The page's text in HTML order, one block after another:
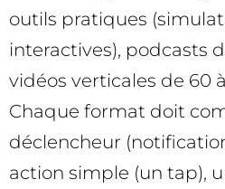
outils pratiques
interactives), podcasts
vidéos verticales de 60
Chaque format doit
déclencheur
action simple (un tap),